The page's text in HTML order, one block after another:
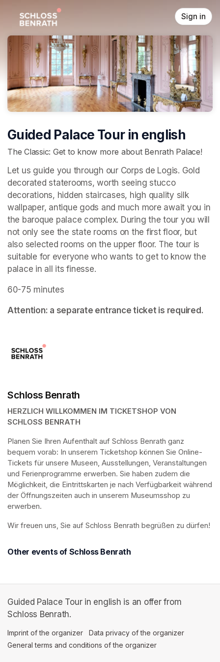
Sign in
Guided Palace Tour in english
The Classic: Get to know more about Benrath Palace!
Let us guide you through our Corps de Logis. Gold
decorated staterooms, worth seeing stucco
decorations, hidden staircases, high quality silk
wallpaper, antique gods and much more await you in
the baroque palace complex. During the tour you will
not only see the state rooms on the first floor, but
also selected rooms on the upper floor. The tour is
suitable for everyone who wants to get to know the
palace in all its finesse.
60-75 minutes
Attention: a separate entrance ticket is required.
Schloss Benrath
HERZLICH WILLKOMMEN IM TICKETSHOP VON
SCHLOSS BENRATH
Planen Sie Ihren Aufenthalt auf Schloss Benrath ganz
bequem vorab: In unserem Ticketshop können Sie Online-
Tickets für unsere Museen, Ausstellungen, Veranstaltungen
und Ferienprogramme erwerben. Sie haben zudem die
Möglichkeit, die Eintrittskarten je nach Verfügbarkeit während
der Öffnungszeiten auch in unserem Museumsshop zu
erwerben.
Wir freuen uns, Sie auf Schloss Benrath begrüßen zu dürfen!
Other events of Schloss Benrath
Guided Palace Tour in english is an offer from
Schloss Benrath.
Imprint of the organizer (opens in a new tab)
Data privacy of the organizer
General terms and conditions of the organizer